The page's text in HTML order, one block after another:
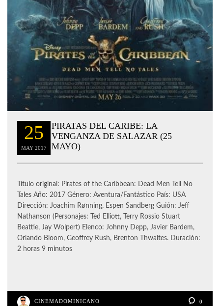
25
MAY 2017
PIRATAS DEL CARIBE: LA
VENGANZA DE SALAZAR (25
MAYO)
Título original: Pirates of the Caribbean: Dead Men Tell No
Tales Año: 2017 Género: Aventura/Fantástico País: USA
Dirección: Joachim Rønning, Espen Sandberg Guión: Jeff
Nathanson (Personajes: Ted Elliott, Terry Rossio Stuart
Beattie, Jay Wolpert) Elenco: Johnny Depp, Javier Bardem,
Orlando Bloom, Geoffrey Rush, Brenton Thwaites. Duración:
2 horas 9 minutos
CINEMADOMINICANO 0